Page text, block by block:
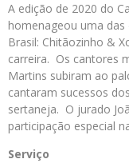
A edição de 2020 do
homenageou uma
Brasil: Chitãozinho &
carreira. Os cantores
Martins subiram ao
cantaram sucessos
sertaneja. O jurado
participação especial
Serviço